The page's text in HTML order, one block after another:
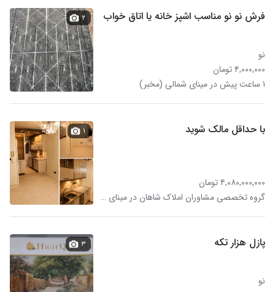
فرش نو نو مناسب اشپز خانه یا اتاق خواب
نو
۴,۰۰۰,۰۰۰ تومان
۱ ساعت پیش در مینای شمالی (مخبر)
۲
با حداقل مالک شوید
۴,۰۸۰,۰۰۰,۰۰۰ تومان
گروه تخصصی مشاوران املاک شاهان در مینای شمالی (مخبر)
۱
پازل هزار تکه
نو
۳